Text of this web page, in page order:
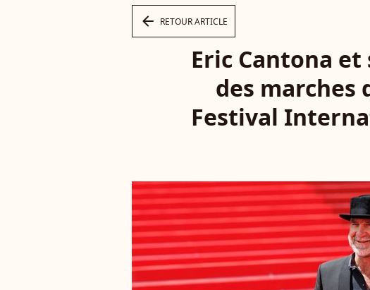
arrow_left RETOUR ARTICLE
Eric Cantona
des marches
Festival